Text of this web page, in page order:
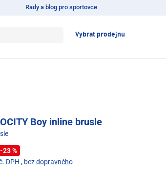
Rady a blog pro sportovce
Vybrat prodejnu
Boy inline brusle
-23 %
DPH , bezdopravného